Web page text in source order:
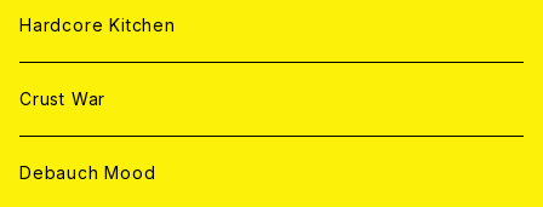
Hardcore Kitchen
Crust War
Debauch Mood